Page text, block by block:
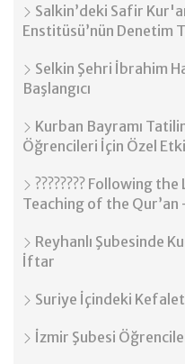
Salkin’deki Safir
Enstitüsü’nün Denetim
Selkin Şehri İbrahim
Başlangıcı
Kurban Bayramı
Öğrencileri İçin Özel
???????? Following
Teaching of the
Reyhanlı Şubesinde
İftar
Suriye İçindeki
İzmir Şubesi